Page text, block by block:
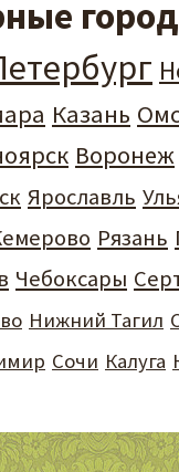
Казань
Воронеж
Ярославль
Рязань
Чебоксары
Нижний Тагил
Сочи Калуга